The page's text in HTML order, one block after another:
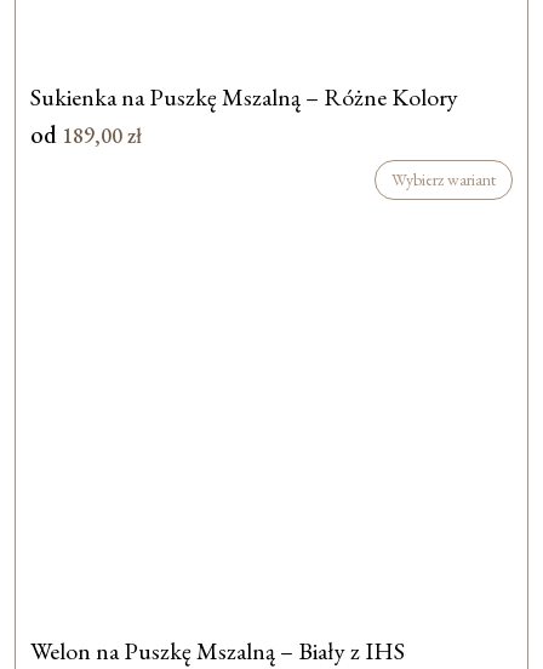
Sukienka na Puszkę Mszalną – Różne Kolory
od 189,00zł
Wybierz wariant
Welon na Puszkę Mszalną – Biały z IHS